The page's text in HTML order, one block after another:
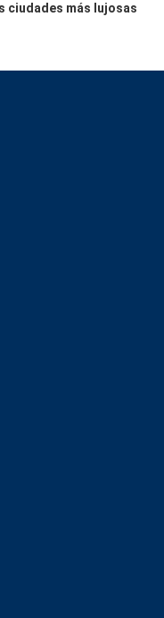
ciudades más lujosas